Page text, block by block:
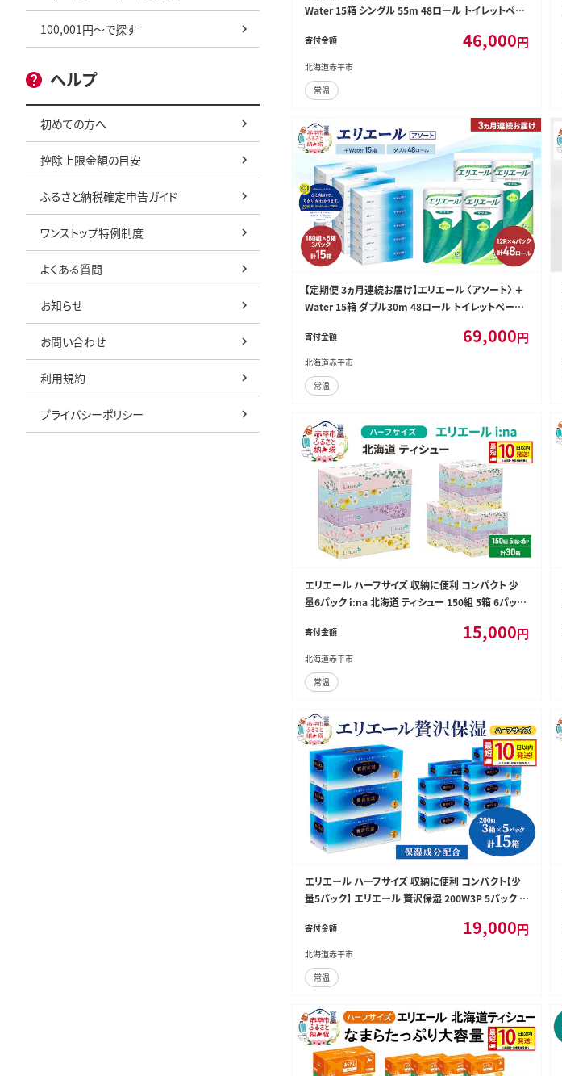
100,001円～で探す
ヘルプ
初めての方へ
控除上限金額の目安
ふるさと納税確定申告ガイド
ワンストップ特例制度
よくある質問
お知らせ
お問い合わせ
利用規約
プライバシーポリシー
Water 15箱 シングル 55m 48ロール トイレットペー
ペーパー 紙 防災 常備品 備蓄品 消耗品 日用品
寄付金額 46,000円
北海道赤平市
常温
【定期便 3ヵ月連続お届け】エリエール 〈アソート〉 ＋
Water 15箱 ダブル30m 48ロール トイレットペーパ
ーパー 紙 防災 常備品 備蓄品 消耗品 備蓄 日用品
寄付金額 69,000円
北海道赤平市
常温
エリエール ハーフサイズ 収納に便利 コンパクト 少
量6パック i:na 北海道 ティシュー 150組 5箱 6パック
ュペーパー ボックス 防災 常備品 備蓄品 消耗品 日用
品
寄付金額 15,000円
北海道赤平市
常温
エリエール ハーフサイズ 収納に便利 コンパクト【少
量5パック】 エリエール 贅沢保湿 200W3P 5パック 計
ティッシュ 紙 防災 常備品 備蓄品
寄付金額 19,000円
北海道赤平市
常温